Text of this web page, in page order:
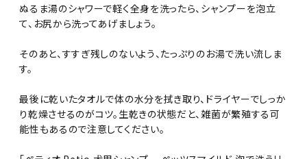
ぬるま湯のシャワーで軽く全身を洗ったら、シャンプーを泡立
て、お尻から洗ってあげましょう。
そのあと、すすぎ残しのないよう、たっぷりのお湯で洗い流しま
す。
最後に乾いたタオルで体の水分を拭き取り、ドライヤーでしっか
り乾燥させるのがコツ。生乾きの状態だと、雑菌が繁殖する可
能性もあるので注意してください。